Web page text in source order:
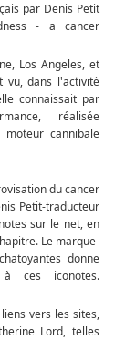
par Denis Petit
- a cancer
Los Angeles, et
vu, dans l'activité
connaissait par
réalisée
cannibale
du cancer
Petit-traducteur
sur le net, en
Le marque-
donne
ces iconotes.
vers les sites,
Lord, telles